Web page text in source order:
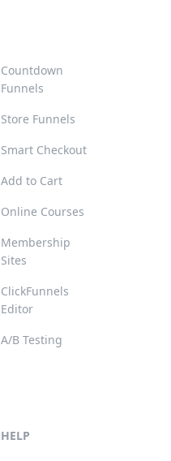
Countdown
Funnels
Store Funnels
Smart Checkout
Add to Cart
Online Courses
Membership
Sites
ClickFunnels
Editor
A/B Testing
HELP